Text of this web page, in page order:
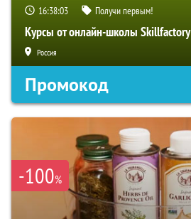
16:38:02 Получи первым!
Курсы от онлайн-школы Skillfactory
Россия
Промокод
-100%